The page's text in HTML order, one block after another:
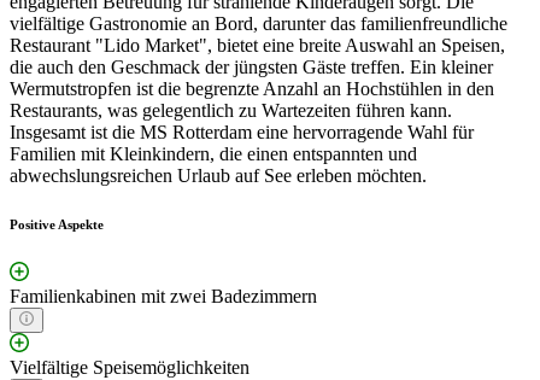
vielfältige Gastronomie an Bord, darunter das familienfreundliche
Restaurant "Lido Market", bietet eine breite Auswahl an Speisen,
die auch den Geschmack der jüngsten Gäste treffen. Ein kleiner
Wermutstropfen ist die begrenzte Anzahl an Hochstühlen in den
Restaurants, was gelegentlich zu Wartezeiten führen kann.
Insgesamt ist die MS Rotterdam eine hervorragende Wahl für
Familien mit Kleinkindern, die einen entspannten und
abwechslungsreichen Urlaub auf See erleben möchten.
Positive Aspekte
Familienkabinen mit zwei Badezimmern
Vielfältige Speisemöglichkeiten